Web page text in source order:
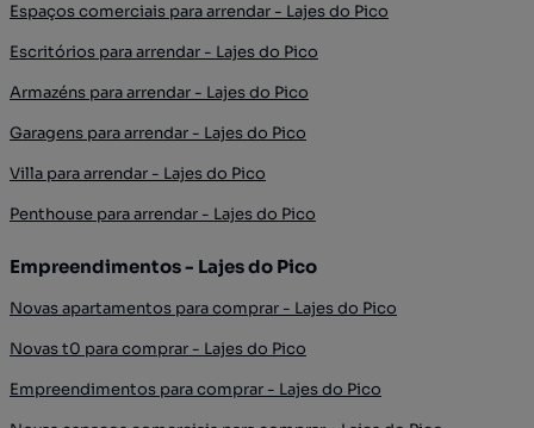
Espaços comerciais para arrendar - Lajes do Pico
Escritórios para arrendar - Lajes do Pico
Armazéns para arrendar - Lajes do Pico
Garagens para arrendar - Lajes do Pico
Villa para arrendar - Lajes do Pico
Penthouse para arrendar - Lajes do Pico
Empreendimentos - Lajes do Pico
Novas apartamentos para comprar - Lajes do Pico
Novas t0 para comprar - Lajes do Pico
Empreendimentos para comprar - Lajes do Pico